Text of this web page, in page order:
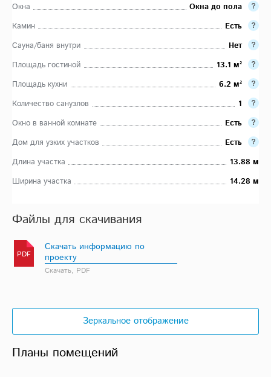
Окна
Окна до пола
Камин
Есть
Сауна/баня внутри
Нет
Площадь гостиной
13.1 м²
Площадь кухни
6.2 м²
Количество санузлов
1
Окно в ванной комнате
Есть
Дом для узких участков
Есть
Длина участка
13.88 м
Ширина участка
14.28 м
Файлы для скачивания
PDF
Скачать информацию по
проекту
Скачать, PDF
Планы помещений
Зеркальное отображение